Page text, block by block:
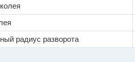
радиус разворота